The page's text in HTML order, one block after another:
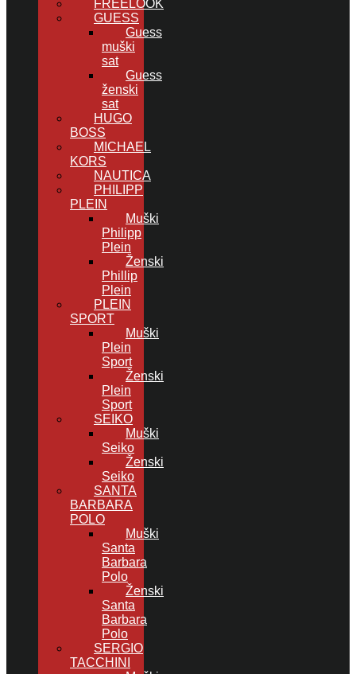
FREELOOK
GUESS
Guess
muški
sat
Guess
ženski
sat
HUGO
BOSS
MICHAEL
KORS
NAUTICA
PHILIPP
PLEIN
Muški
Philipp
Plein
Ženski
Phillip
Plein
PLEIN
SPORT
Muški
Plein
Sport
Ženski
Plein
Sport
SEIKO
Muški
Seiko
Ženski
Seiko
SANTA
BARBARA
POLO
Muški
Santa
Barbara
Polo
Ženski
Santa
Barbara
Polo
SERGIO
TACCHINI